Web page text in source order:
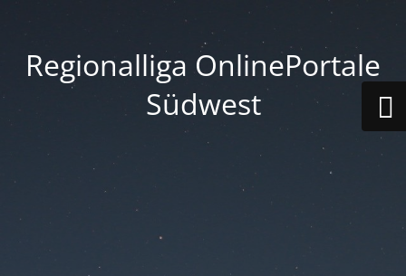
Regionalliga OnlinePortale
Südwest